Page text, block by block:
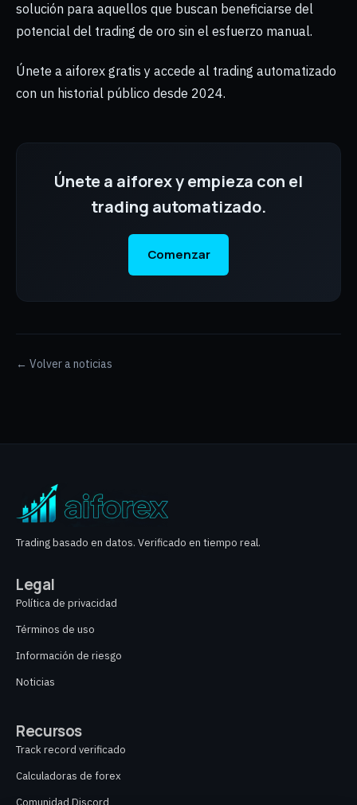
solución para aquellos que buscan beneficiarse del
potencial del trading de oro sin el esfuerzo manual.
Únete a aiforex gratis y accede al trading automatizado
con un historial público desde 2024.
Únete a aiforex y empieza con el
trading automatizado.
Comenzar
← Volver a noticias
Trading basado en datos. Verificado en tiempo real.
Legal
Política de privacidad
Términos de uso
Información de riesgo
Noticias
Recursos
Track record verificado
Calculadoras de forex
Comunidad Discord